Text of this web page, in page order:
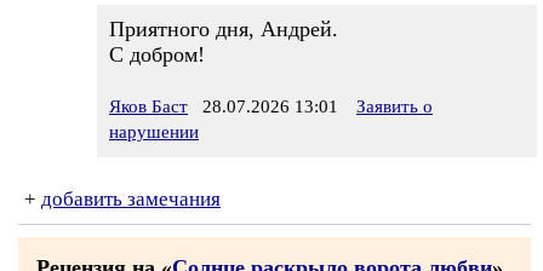
Приятного дня, Андрей.
С добром!
Яков Баст 28.07.2026 13:01
Заявить о
нарушении
+ добавить замечания